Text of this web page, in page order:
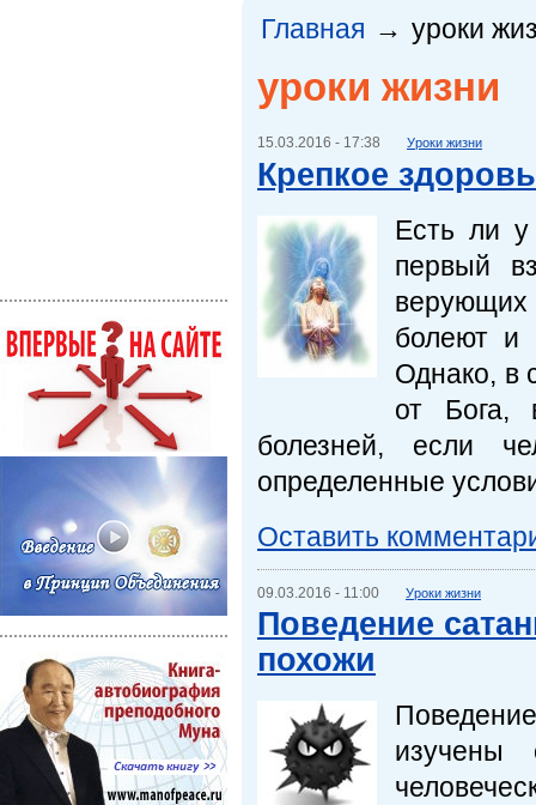
Главная → уроки
уроки жизни
15.03.2016 - 17:38 Уроки жизни
Крепкое
Есть ли у
первый
болеют и
Однако, в
от Бога,
болезней, если
определенные
Оставить
09.03.2016 - 11:00 Уроки жизни
Поведение
похожи
изучены